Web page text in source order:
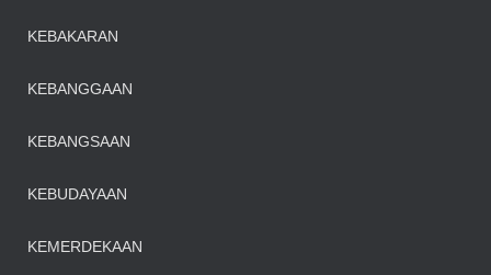
KEBAKARAN
KEBANGGAAN
KEBANGSAAN
KEBUDAYAAN
KEMERDEKAAN